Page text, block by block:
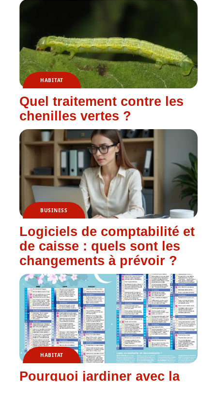
HABITAT
Quel traitement contre les
chenilles vertes ?
BUSINESS
Logiciels de comptabilité et
de caisse : quels sont les
changements à prévoir ?
HABITAT
Pourquoi jardiner avec la